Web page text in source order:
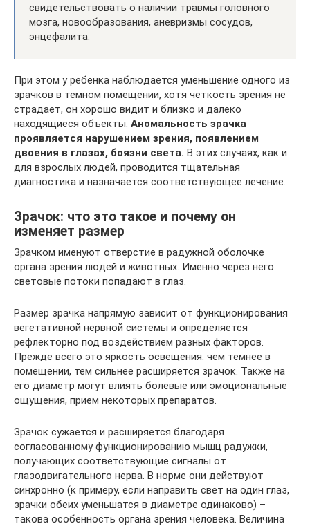
свидетельствовать о наличии травмы головного
мозга, новообразования, аневризмы сосудов,
энцефалита.
При этом у ребенка наблюдается уменьшение одного из
зрачков в темном помещении, хотя четкость зрения не
страдает, он хорошо видит и близко и далеко
находящиеся объекты. Аномальность зрачка
проявляется нарушением зрения, появлением
двоения в глазах, боязни света. В этих случаях, как и
для взрослых людей, проводится тщательная
диагностика и назначается соответствующее лечение.
Зрачок: что это такое и почему он
изменяет размер
Зрачком именуют отверстие в радужной оболочке
органа зрения людей и животных. Именно через него
световые потоки попадают в глаз.
Размер зрачка напрямую зависит от функционирования
вегетативной нервной системы и определяется
рефлекторно под воздействием разных факторов.
Прежде всего это яркость освещения: чем темнее в
помещении, тем сильнее расширяется зрачок. Также на
его диаметр могут влиять болевые или эмоциональные
ощущения, прием некоторых препаратов.
Зрачок сужается и расширяется благодаря
согласованному функционированию мышц радужки,
получающих соответствующие сигналы от
глазодвигательного нерва. В норме они действуют
синхронно (к примеру, если направить свет на один глаз,
зрачки обеих уменьшатся в диаметре одинаково) –
такова особенность органа зрения человека. Величина